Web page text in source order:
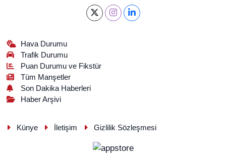
Hava Durumu
Trafik Durumu
Puan Durumu ve Fikstür
Tüm Manşetler
Son Dakika Haberleri
Haber Arşivi
Künye İletişim Gizlilik Sözleşmesi